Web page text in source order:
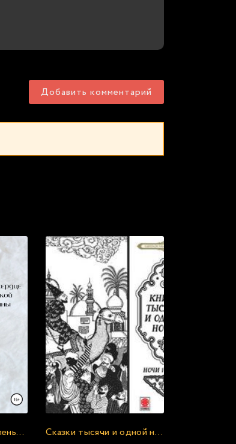
Добавить комментарий
Большое сердце маленькой женщины - Татьяна Булатова Сказки тысячи и одной ночи. Ночи 102-152 - Неизвестен